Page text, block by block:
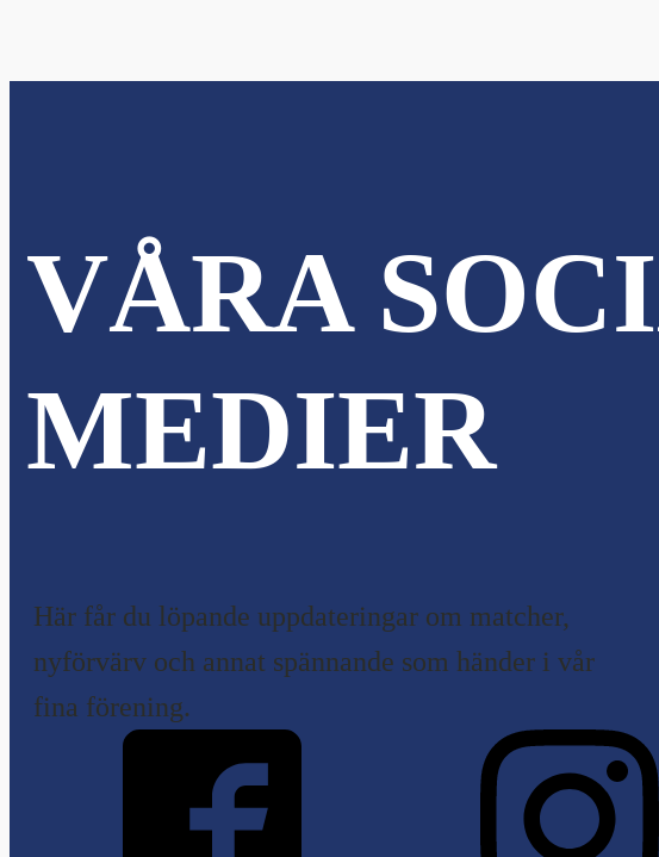
VÅRA
MEDIER
Här får du löpande uppdateringar om matcher,
nyförvärv och annat spännande som händer i vår
fina förening.